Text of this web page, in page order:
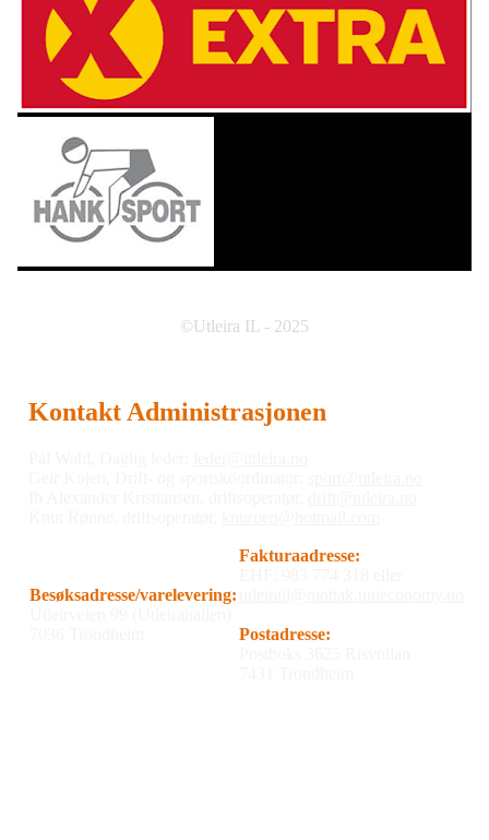
©Utleira IL - 2025
Kontakt Administrasjonen
Besøksadresse/varelevering:
Fakturaadresse:
Postadresse: